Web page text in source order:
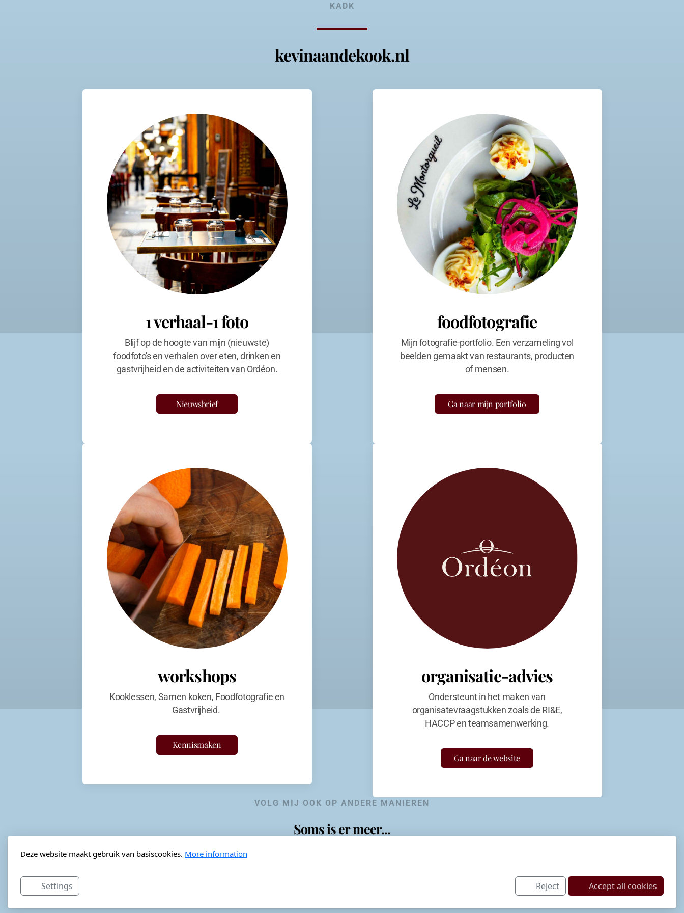
KADK
kevinaandekook.nl
1 verhaal-1 foto
Blijf op de hoogte van mijn (nieuwste)
foodfoto's en verhalen over eten, drinken en
gastvrijheid en de activiteiten van Ordéon.
Nieuwsbrief
foodfotografie
Mijn fotografie-portfolio. Een verzameling vol
beelden gemaakt van restaurants, producten
of mensen.
Ga naar mijn portfolio
workshops
Kooklessen, Samen koken, Foodfotografie en
Gastvrijheid.
Kennismaken
organisatie-advies
Ondersteunt in het maken van
organisatevraagstukken zoals de RI&E,
HACCP en teamsamenwerking.
Ga naar de website
VOLG MIJ OOK OP ANDERE MANIEREN
Soms is er meer...
Deze website maakt gebruik van basiscookies. More information
Settings Reject Accept all cookies